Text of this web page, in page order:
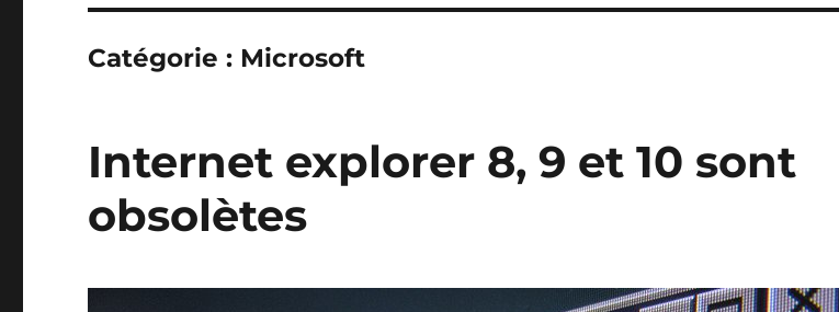
Catégorie : Microsoft
Internet explorer 8, 9 et 10 sont
obsolètes